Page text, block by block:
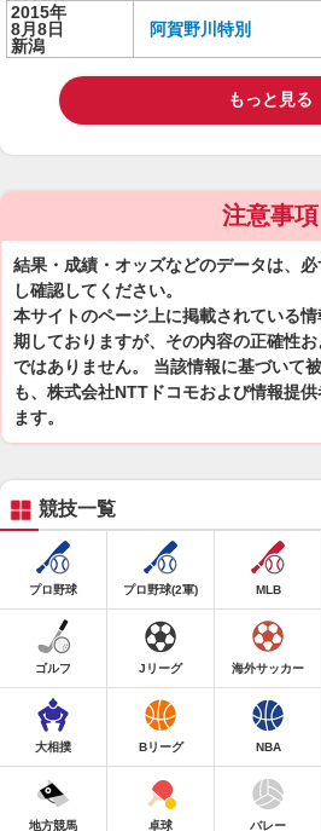
2015年
8月8日
新潟
阿賀野川特別
もっと見る
注意事項
結果・成績・オッズなどのデータは、
し確認してください。
本サイトのページ上に掲載されている
期しておりますが、その内容の正確性
ではありません。 当該情報に基づいて
も、株式会社NTTドコモおよび情報提
ます。
競技一覧
プロ野球 プロ野球(2軍) MLB
ゴルフ Jリーグ 海外サッカー
大相撲 Bリーグ NBA
地方競馬 卓球 バレー